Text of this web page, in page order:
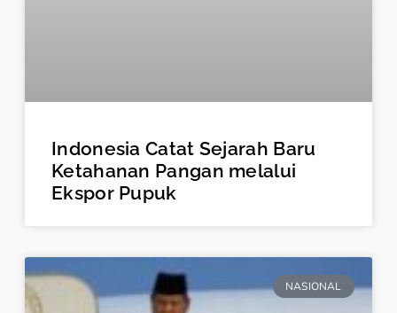
Indonesia Catat Sejarah Baru
Ketahanan Pangan melalui
Ekspor Pupuk
NASIONAL